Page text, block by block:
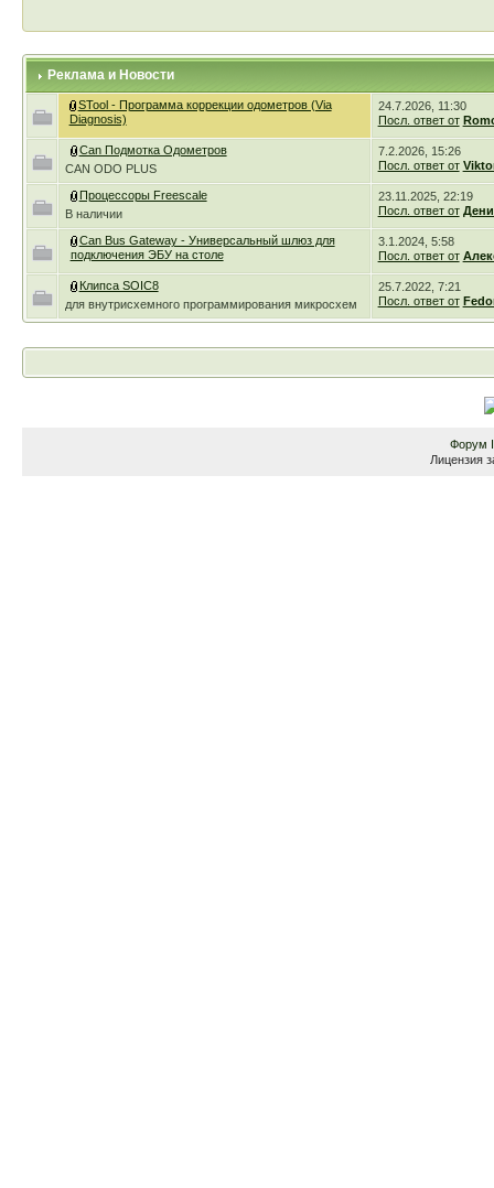
Реклама и Новости
STool - Программа коррекции одометров (Via
Diagnosis)
24.7.2026, 11:30
Посл. ответ от
Can Подмотка Одометров
CAN ODO PLUS
7.2.2026, 15:26
Посл. ответ от
Процессоры Freescale
В наличии
23.11.2025, 22:19
Посл. ответ от
Can Bus Gateway - Универсальный шлюз для
подключения ЭБУ на столе
3.1.2024, 5:58
Посл. ответ от
Клипса SOIC8
для внутрисхемного программирования микросхем
25.7.2022, 7:21
Посл. ответ от
Форум
Лицензия